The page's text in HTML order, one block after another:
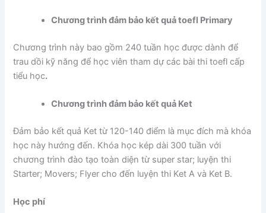
Chương trình đảm bảo kết quả toefl Primary
Chương trình này bao gồm 240 tuần học được dành để
trau dồi kỹ năng để học viên tham dự các bài thi toefl cấp
tiểu học.
Chương trình đảm bảo kết quả Ket
Đảm bảo kết quả Ket từ 120-140 điểm là mục đích mà khóa
học này hướng đến. Khóa học kép dài 300 tuần với
chương trình đào tạo toàn diện từ super star; luyện thi
Starter; Movers; Flyer cho đến luyện thi Ket A và Ket B.
Học phí